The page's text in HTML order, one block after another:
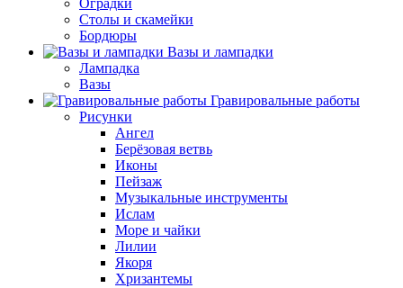
Оградки
Столы и скамейки
Бордюры
Вазы и лампадки
Лампадка
Вазы
Гравировальные работы
Рисунки
Ангел
Берёзовая ветвь
Иконы
Пейзаж
Музыкальные инструменты
Ислам
Море и чайки
Лилии
Якоря
Хризантемы